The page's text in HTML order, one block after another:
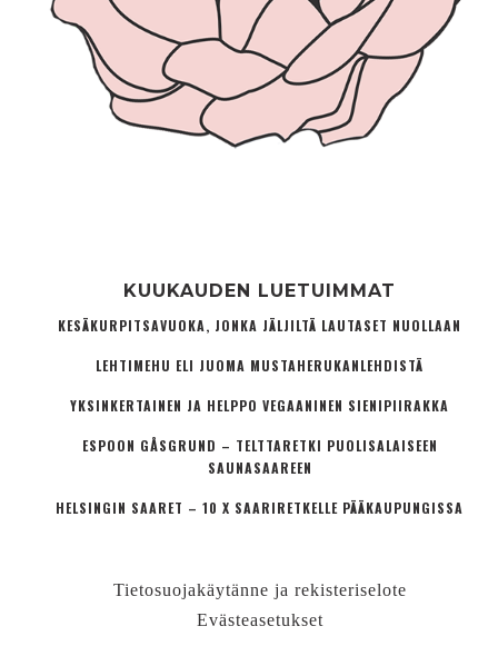
KUUKAUDEN LUETUIMMAT
KESÄKURPITSAVUOKA, JONKA JÄLJILTÄ LAUTASET NUOLLAAN
LEHTIMEHU ELI JUOMA MUSTAHERUKANLEHDISTÄ
YKSINKERTAINEN JA HELPPO VEGAANINEN SIENIPIIRAKKA
ESPOON GÅSGRUND – TELTTARETKI PUOLISALAISEEN
SAUNASAAREEN
HELSINGIN SAARET – 10 X SAARIRETKELLE PÄÄKAUPUNGISSA
Tietosuojakäytänne ja rekisteriselote
Evästeasetukset